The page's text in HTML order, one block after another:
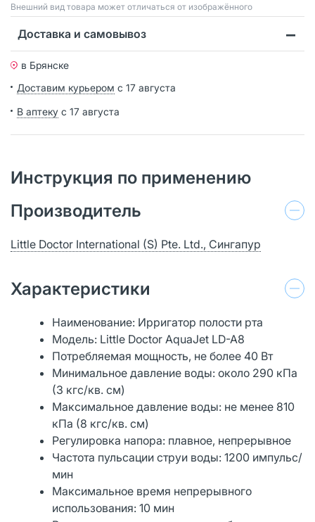
Bнешний вид товара может отличаться от изображённого
Доставка и самовывоз
в Брянске
Доставим курьером с 17 августа
В аптеку с 17 августа
Инструкция по применению
Производитель
Little Doctor International (S) Pte. Ltd., Сингапур
Характеристики
Наименование: Ирригатор полости рта
Модель: Little Doctor AquaJet LD-A8
Потребляемая мощность, не более 40 Вт
Минимальное давление воды: около 290 кПа
(3 кгс/кв. см)
Максимальное давление воды: не менее 810
кПа (8 кгс/кв. см)
Регулировка напора: плавное, непрерывное
Частота пульсации струи воды: 1200 импульс/
мин
Максимальное время непрерывного
использования: 10 мин